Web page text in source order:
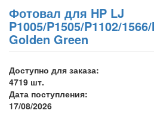
Фотовал для HP LJ
P1005/P1505/P1102/
Golden Green
Доступно для заказа:
4719 шт.
Дата поступления:
17/08/2026